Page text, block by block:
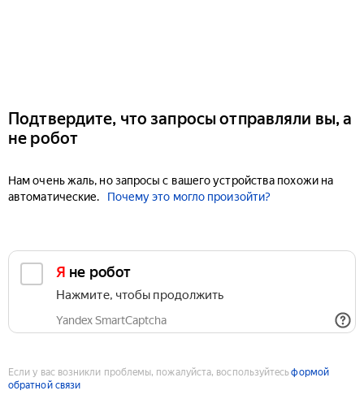
Подтвердите, что запросы отправляли вы, а
не робот
Нам очень жаль, но запросы с вашего устройства похожи на
автоматические.
Почему это могло произойти?
Я не робот
Нажмите, чтобы продолжить
Yandex SmartCaptcha
Если у вас возникли проблемы, пожалуйста, воспользуйтесьформой
обратной связи